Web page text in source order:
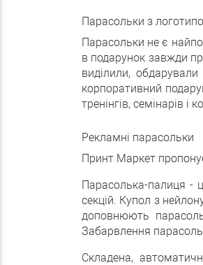
Парасольки з
Парасольки не є
в подарунок завжди
виділили,
корпоративний
тренінгів, семінарів
Рекламні парасольки
Принт Маркет
Парасолька-палиця -
секцій. Купол з
доповнюють
Забарвлення
Складена,